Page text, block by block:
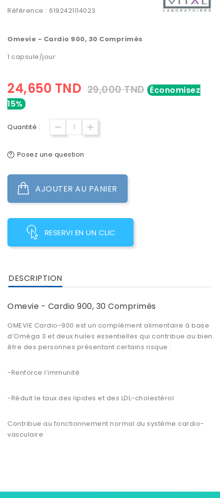
Référence : 6192421114023
Omevie - Cardio 900, 30 Comprimés
1 capsule/jour
24,650 TND 29,000 TND Économisez
15%
Quantité :
Posez une question
AJOUTER AU PANIER
RESERVI EN UN CLIC
DESCRIPTION
Omevie - Cardio 900, 30 Comprimés
OMEVIE Cardio-900 est un complément alimentaire à base
d’Oméga 3 et deux huiles essentielles qui contribue au bien
être des personnes présentant certains risque :
-Renforce l’immunité
-Réduit le taux des lipides et des LDL-cholestérol
Contribue au fonctionnement normal du système cardio-
vasculaire